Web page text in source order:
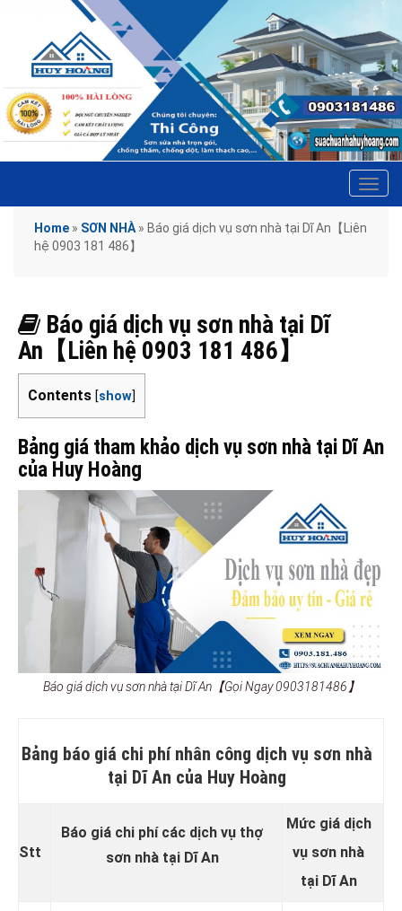
Home » SƠN NHÀ » Báo giá dịch vụ sơn nhà tại Dĩ An【Liên
hệ 0903 181 486】
Báo giá dịch vụ sơn nhà tại Dĩ
An【Liên hệ 0903 181 486】
Contents [show]
Bảng giá tham khảo dịch vụ sơn nhà tại Dĩ An
của Huy Hoàng
Báo giá dịch vụ sơn nhà tại Dĩ An【Gọi Ngay 0903181486】
Bảng báo giá chi phí nhân công dịch vụ sơn nhà
tại Dĩ An của Huy Hoàng
Stt
Báo giá chi phí các dịch vụ thợ
sơn nhà tại Dĩ An
Mức giá dịch
vụ sơn nhà
tại Dĩ An